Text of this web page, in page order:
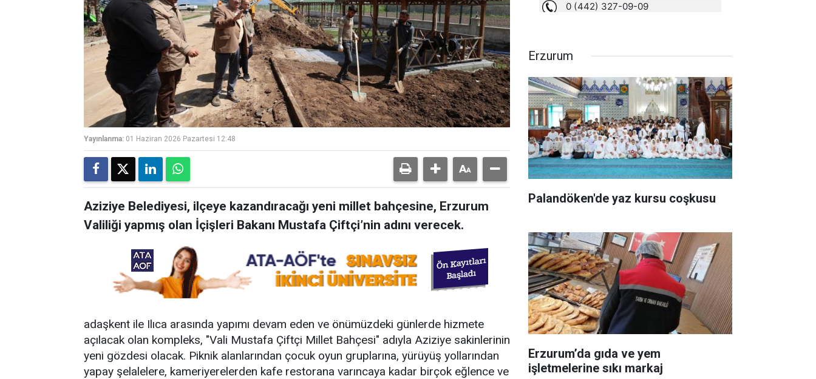
Yayınlanma: 01 Haziran 2026 Pazartesi 12:48
Aziziye Belediyesi, ilçeye kazandıracağı yeni millet bahçesine, Erzurum
Valiliği yapmış olan İçişleri Bakanı Mustafa Çiftçi’nin adını verecek.
adaşkent ile Ilıca arasında yapımı devam eden ve önümüzdeki günlerde hizmete
açılacak olan kompleks, "Vali Mustafa Çiftçi Millet Bahçesi" adıyla Aziziye sakinlerinin
yeni gözdesi olacak. Piknik alanlarından çocuk oyun gruplarına, yürüyüş yollarından
yapay şelalelere, kameriyerelerden kafe restorana varıncaya kadar birçok eğlence ve
Erzurum
Palandöken'de yaz kursu coşkusu
Erzurum’da gıda ve yem
işletmelerine sıkı markaj